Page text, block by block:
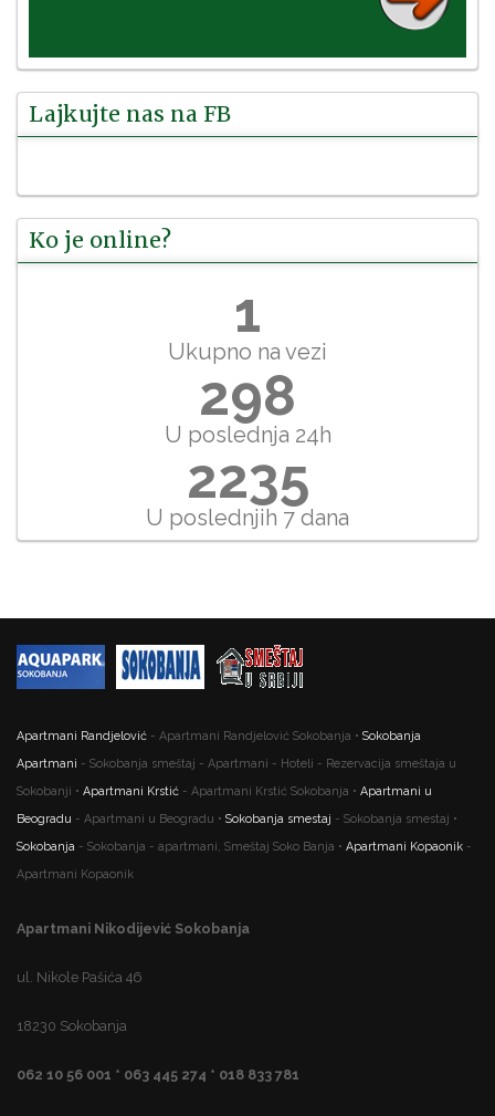
Lajkujte nas na FB
Ko je online?
1
Ukupno na vezi
298
U poslednja 24h
2235
U poslednjih 7 dana
Apartmani Randjelović - Apartmani Randjelović Sokobanja • Sokobanja
Apartmani - Sokobanja smeštaj - Apartmani - Hoteli - Rezervacija smeštaja u
Sokobanji • Apartmani Krstić - Apartmani Krstić Sokobanja • Apartmani u
Beogradu - Apartmani u Beogradu • Sokobanja smestaj - Sokobanja smestaj •
Sokobanja - Sokobanja - apartmani, Smeštaj Soko Banja • Apartmani Kopaonik -
Apartmani Kopaonik
Apartmani Nikodijević Sokobanja
ul. Nikole Pašića 46
18230 Sokobanja
062 10 56 001 * 063 445 274 * 018 833 781